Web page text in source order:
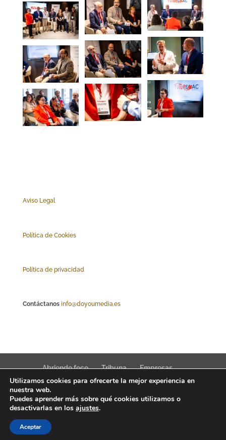
Aviso Legal
Política de Cookies
Política de privacidad
Contáctanos info@doyoumedia.es
Abriendo foco Tribuna
Empresas
Actualidad
Innovación Tendencias
Interfaz Magazine 2022 © News, trends & public affairs
Utilizamos cookies para ofrecerte la mejor experiencia en
nuestra web.
Puedes aprender más sobre qué cookies utilizamos o
desactivarlas en los ajustes.
Aceptar